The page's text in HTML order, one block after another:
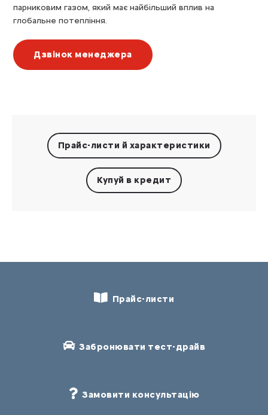
парниковим газом, який має найбільший вплив на
глобальне потепління.
Дзвінок менеджера
Прайс-листи й характеристики
Купуй в кредит
Прайс-листи
Забронювати тест-драйв
Замовити консультацію